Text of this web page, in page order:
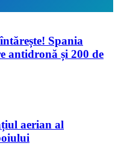
Spania
antidronă și 200 de
aerian al